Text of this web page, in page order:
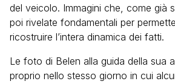
del veicolo. Immagini che, come già
poi rivelate fondamentali per
ricostruire l’intera dinamica dei fatti.
Le foto di Belen alla guida della sua
proprio nello stesso giorno in cui